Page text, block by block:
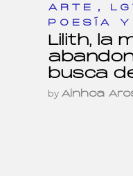
ARTE ,
POESÍA
Lilith, la
busca
by Ainhoa